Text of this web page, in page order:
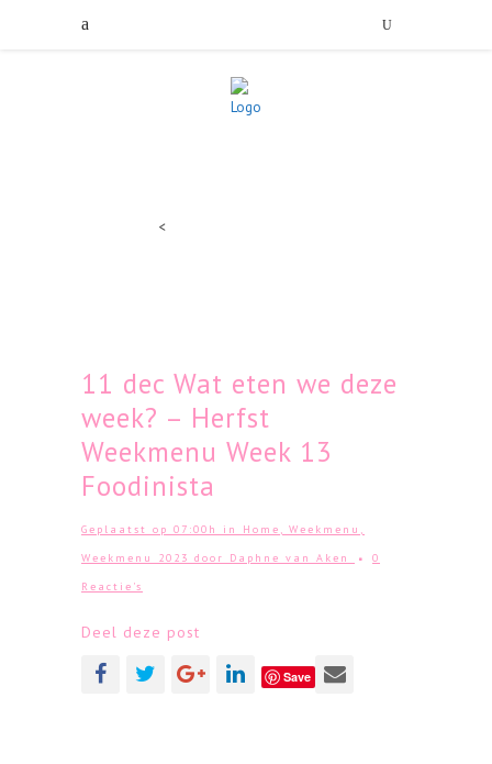
<
11 dec Wat eten we deze
week? – Herfst
Weekmenu Week 13
Foodinista
Geplaatst op 07:00h in Home , Weekmenu ,
Weekmenu 2023 door Daphne van Aken
0
Reactie's
Deel deze post
Save